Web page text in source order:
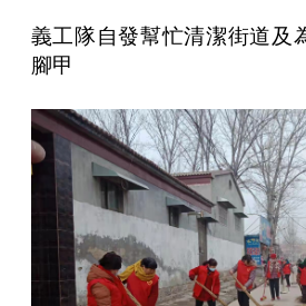
義工隊自發幫忙清潔街道及
腳甲